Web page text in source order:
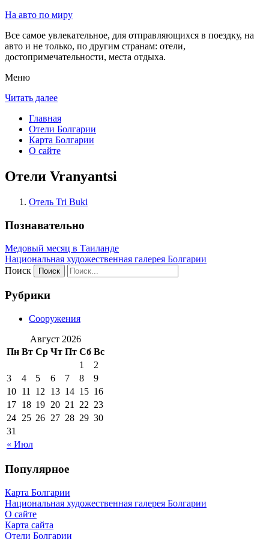
На авто по миру
Все самое увлекательное, для отправляющихся в поездку, на
авто и не только, по другим странам: отели,
достопримечательности, места отдыха.
Меню
Читать далее
Главная
Отели Болгарии
Карта Болгарии
О сайте
Отели Vranyantsi
Отель Tri Buki
Познавательно
Медовый месяц в Таиланде
Национальная художественная галерея Болгарии
Поиск
Рубрики
Сооружения
Август 2026
Пн Вт Ср Чт Пт Сб Вс
« Июл
1
2
3
4 5 6 7 8
9
10 11 12 13 14 15 16
17 18 19 20 21 22 23
24 25 26 27 28 29 30
31
Популярное
Карта Болгарии
Национальная художественная галерея Болгарии
О сайте
Карта сайта
Отели Болгарии